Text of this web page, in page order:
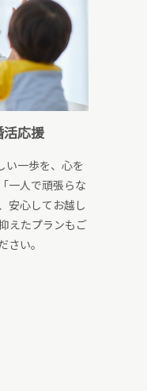
活応援
い一歩を、心を
一人で頑張らな
安心してお越し
えたプランもご
さい。